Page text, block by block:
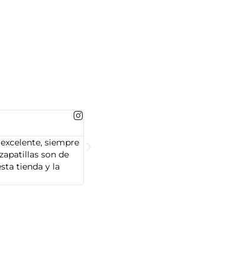
siempre
son de
tienda y la